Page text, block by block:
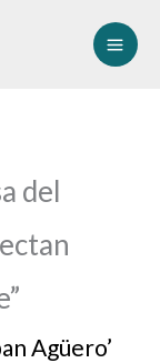
del
Agüero’